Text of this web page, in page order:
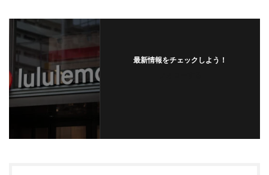
最新情報をチェックしよう！